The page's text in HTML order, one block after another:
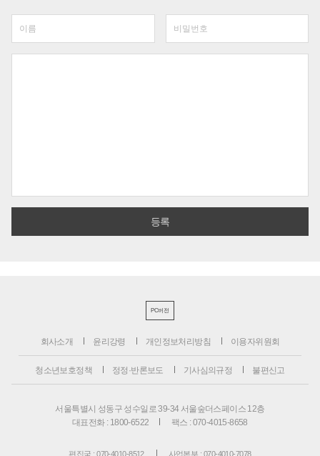
PC버전
회사소개 윤리강령 개인정보처리방침 이용자위원회
청소년보호정책 정정·반론보도 기사심의규정 불편신고
서울특별시 성동구 성수일로 39-34 서울숲더스페이스 12층
대표전화 : 1800-6522
팩스 : 070-4015-8658
편집국 : 070-4010-8512 사업본부 : 070-4010-7078